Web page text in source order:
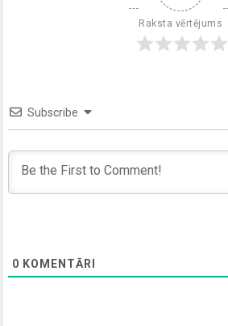
Raksta vērtējums
Subscribe
0 KOMENTĀRI